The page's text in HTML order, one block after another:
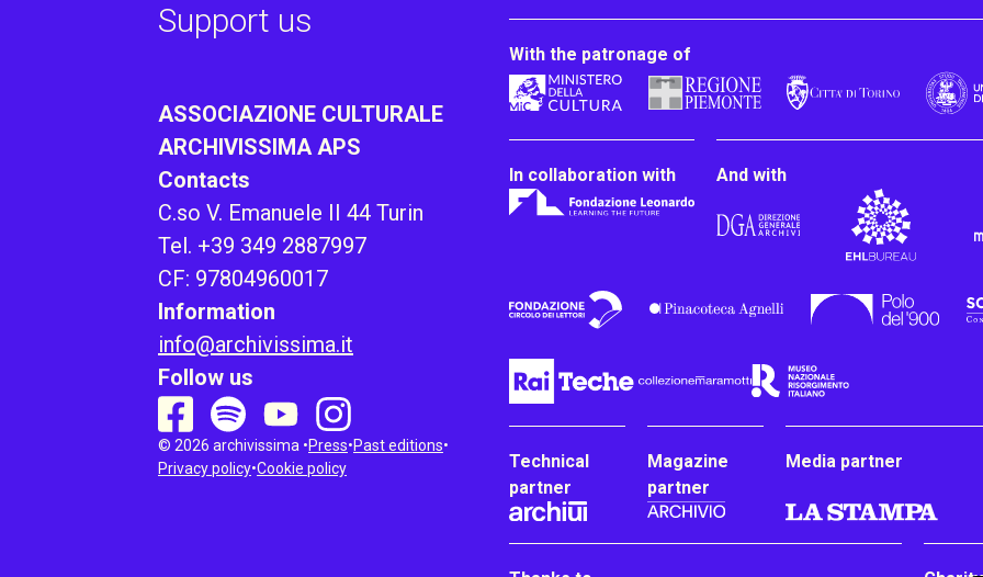
Support us
ASSOCIAZIONE CULTURALE
ARCHIVISSIMA APS
Contacts
C.so V. Emanuele II 44 Turin
Tel. +39 349 2887997
CF: 97804960017
Information
info@archivissima.it
Follow us
facebook
spotifyyoutubeinstagram
© 2026 archivissima •Press•Past editions•
Privacy policy•Cookie policy
With the patronage of
In collaboration with And with
Technical
partner
Magazine
partner
Media partner